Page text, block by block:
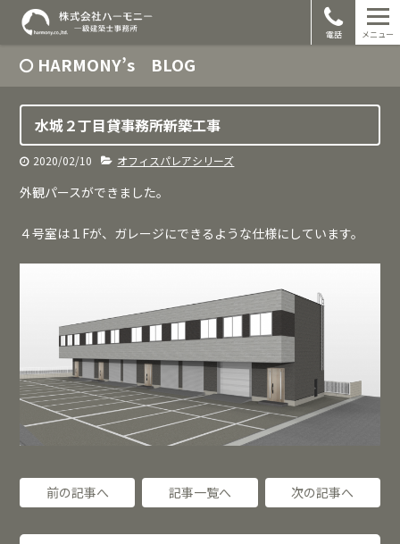
電話 メニュー
HARMONY’s BLOG
水城２丁目貸事務所新築工事
2020/02/10 オフィスパレアシリーズ
外観パースができました。
４号室は１Fが、ガレージにできるような仕様にしています。
前の記事へ 記事一覧へ 次の記事へ